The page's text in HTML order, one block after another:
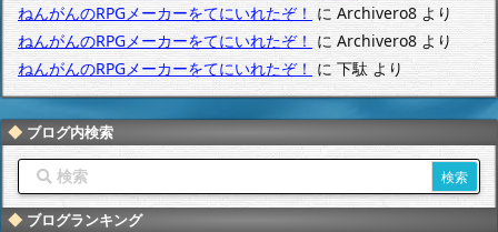
ねんがんのRPGメーカーをてにいれたぞ！ に Archivero8 より
ねんがんのRPGメーカーをてにいれたぞ！ に Archivero8より
ねんがんのRPGメーカーをてにいれたぞ！に下駄より
ブログ内検索
ブログランキング